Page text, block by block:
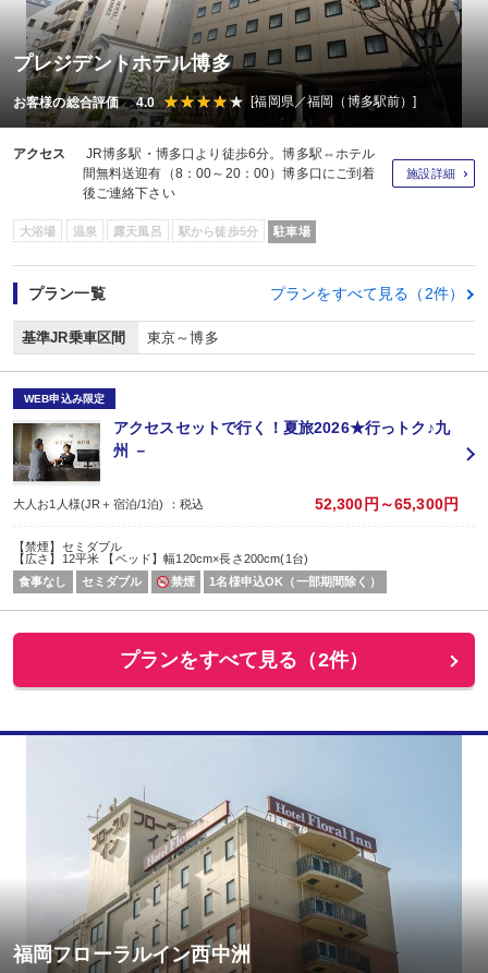
プレジデントホテル博多
お客様の総合評価 4.0 [福岡県／福岡（博多駅前）]
アクセス
JR博多駅・博多口より徒歩6分。博多駅⇔ホテル
間無料送迎有（8：00～20：00）博多口にご到着
後ご連絡下さい
施設詳細
大浴場 温泉 露天風呂 駅から徒歩5分 駐車場
プラン一覧 プランをすべて見る（2件）
基準JR乗車区間 東京～博多
WEB申込み限定
アクセスセットで行く！夏旅2026★行っトク♪九
州 －
大人お1人様(JR＋宿泊/1泊) ：税込 52,300円～65,300円
【禁煙】セミダブル
【広さ】12平米 【ベッド】幅120cm×長さ200cm(1台)
食事なし
セミダブル 禁煙 1名様申込OK（一部期間除く）
プランをすべて見る（2件）
福岡フローラルイン西中洲